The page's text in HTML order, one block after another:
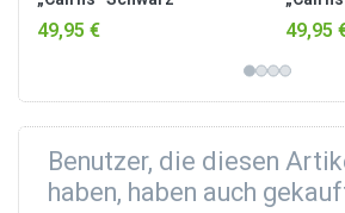
49,95 € 49,95
Benutzer, die diesen
haben, haben auch